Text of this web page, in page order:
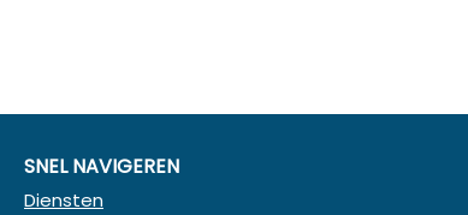
SNEL NAVIGEREN
Diensten